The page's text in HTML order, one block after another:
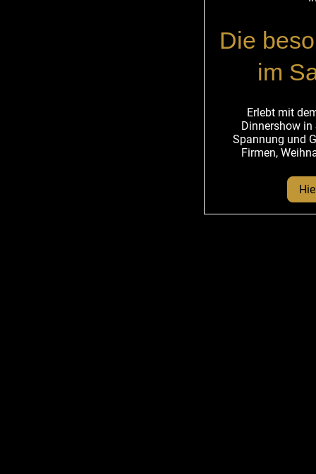
Die
im
Erlebt mit
Dinnershow in
Spannung und
Firmen,